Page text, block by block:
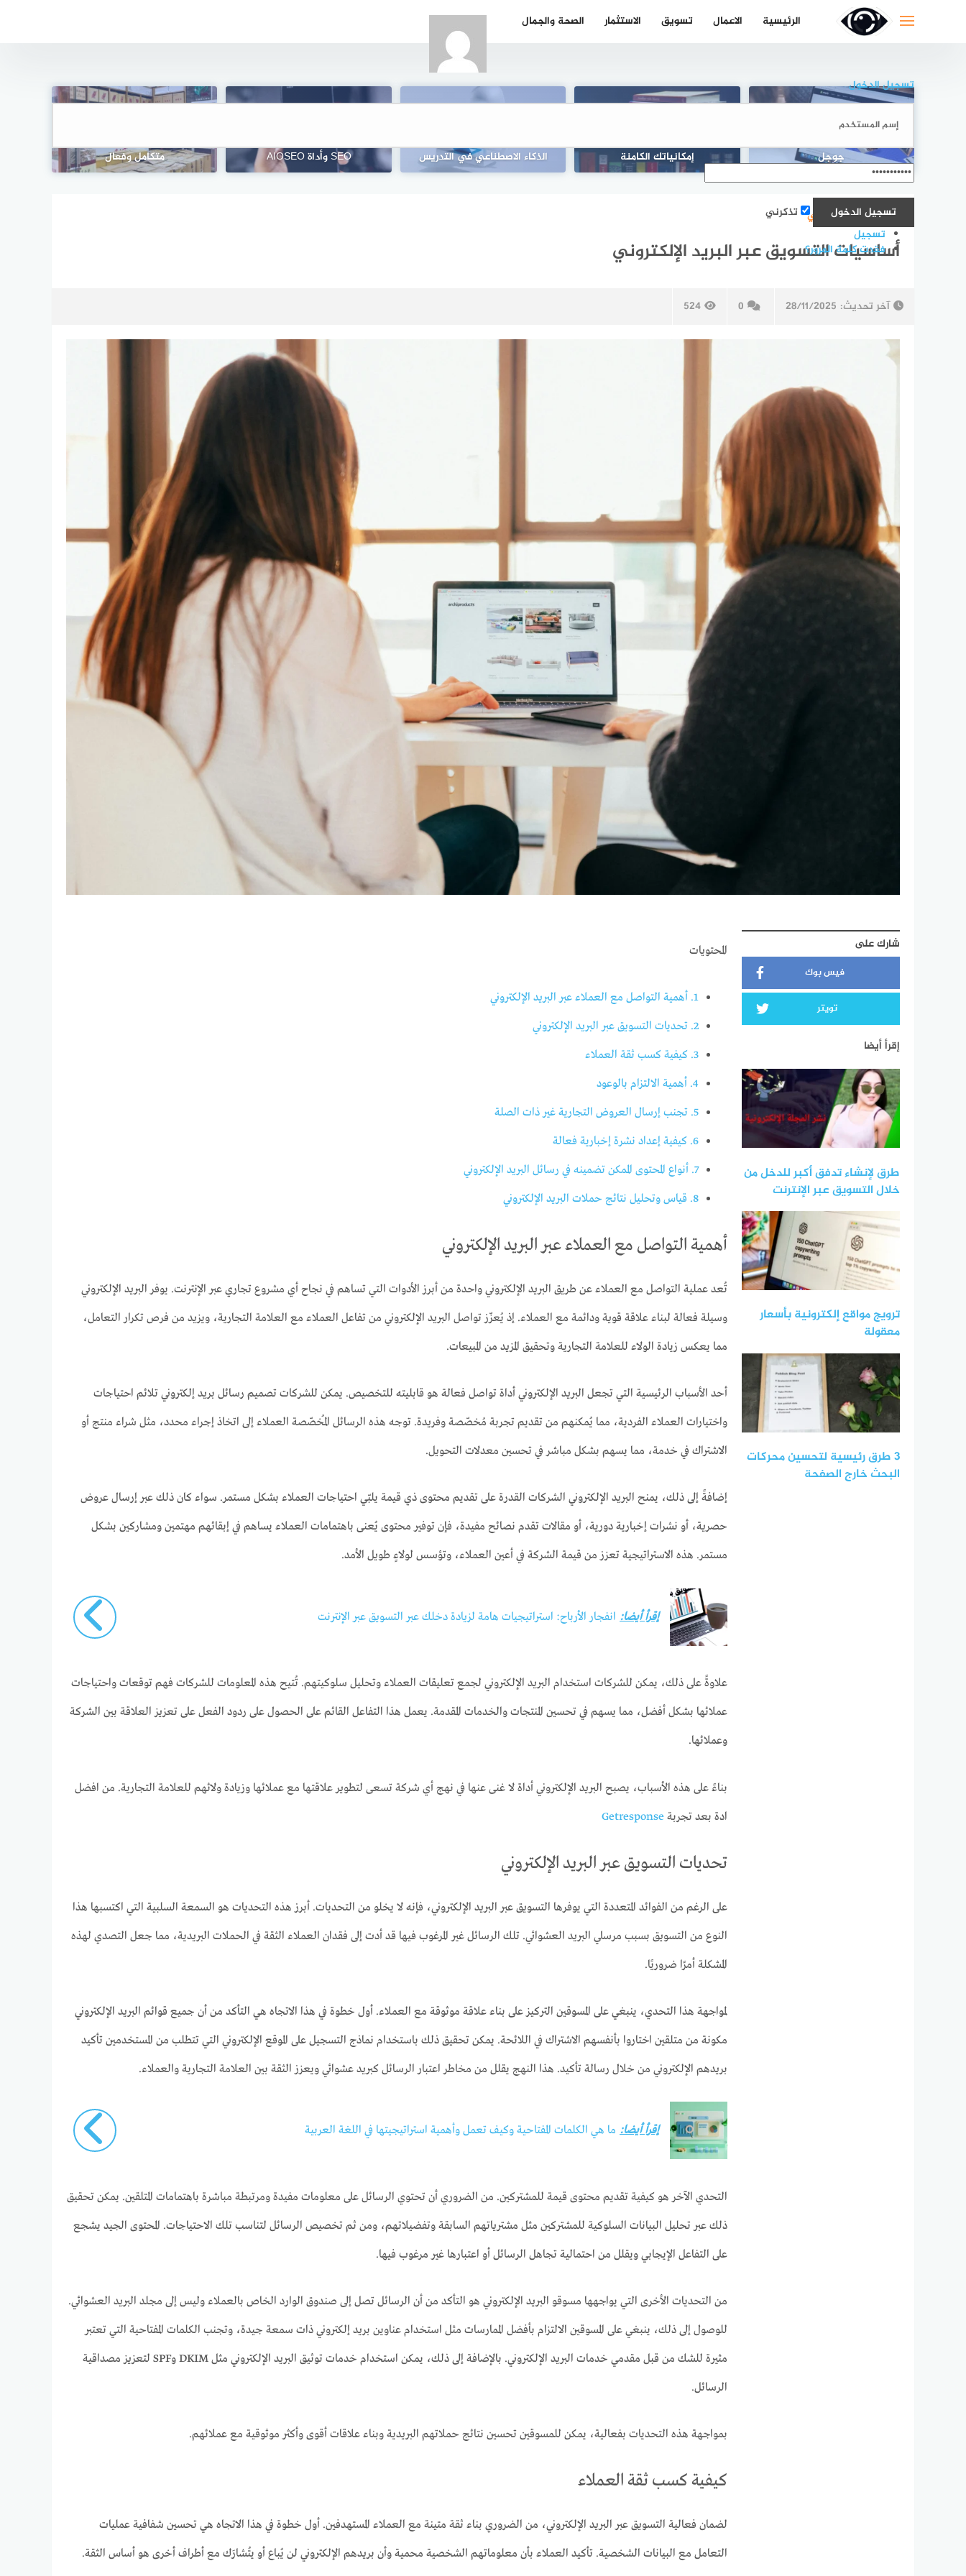
الرئيسية الاعمال تسويق الاستثمار الصحة والجمال
تسجيل الدخول
تذكرني
تسجيل
فقدت كلمة المرور؟
جوجل
إمكانياتك الكامنة
الذكاء الاصطناعي في التدريس
SEO وأداة AIOSEO
متكامل وفعال
تسويق الالكتروني
أساسيات التسويق عبر البريد الإلكتروني
آخر تحديث: 28/11/2025
0
524
شارك على
فيس بوك
تويتر
إقرأ أيضا
طرق لإنشاء تدفق أكبر للدخل من
خلال التسويق عبر الإنترنت
ترويج مواقع إلكترونية بأسعار
معقولة
3 طرق رئيسية لتحسين محركات
البحث خارج الصفحة
المحتويات
1. أهمية التواصل مع العملاء عبر البريد الإلكتروني
2. تحديات التسويق عبر البريد الإلكتروني
3. كيفية كسب ثقة العملاء
4. أهمية الالتزام بالوعود
5. تجنب إرسال العروض التجارية غير ذات الصلة
6. كيفية إعداد نشرة إخبارية فعالة
7. أنواع المحتوى الممكن تضمينه في رسائل البريد الإلكتروني
8. قياس وتحليل نتائج حملات البريد الإلكتروني
أهمية التواصل مع العملاء عبر البريد الإلكتروني
تُعد عملية التواصل مع العملاء عن طريق البريد الإلكتروني واحدة من أبرز الأدوات التي تساهم في نجاح أي مشروع تجاري عبر الإنترنت. يوفر البريد الإلكتروني
وسيلة فعالة لبناء علاقة قوية ودائمة مع العملاء. إذ يُعزّز تواصل البريد الإلكتروني من تفاعل العملاء مع العلامة التجارية، ويزيد من فرص تكرار التعامل،
مما يعكس زيادة الولاء للعلامة التجارية وتحقيق المزيد من المبيعات.
أحد الأسباب الرئيسية التي تجعل البريد الإلكتروني أداة تواصل فعالة هو قابليته للتخصيص. يمكن للشركات تصميم رسائل بريد إلكتروني تلائم احتياجات
واختيارات العملاء الفردية، مما يُمكنهم من تقديم تجربة مُخصّصة وفريدة. توجه هذه الرسائل المُخصّصة العملاء إلى اتخاذ إجراء محدد، مثل شراء منتج أو
الاشتراك في خدمة، مما يسهم بشكل مباشر في تحسين معدلات التحويل.
إضافةً إلى ذلك، يمنح البريد الإلكتروني الشركات القدرة على تقديم محتوى ذي قيمة يلبّي احتياجات العملاء بشكل مستمر. سواء كان ذلك عبر إرسال عروض
حصرية، أو نشرات إخبارية دورية، أو مقالات تقدم نصائح مفيدة، فإن توفير محتوى يُعنى باهتمامات العملاء يساهم في إبقائهم مهتمين ومشاركين بشكل
مستمر. هذه الاستراتيجية تعزز من قيمة الشركة في أعين العملاء، وتؤسس لولاءٍ طويل الأمد.
إقرأ أيضا: انفجار الأرباح: استراتيجيات هامة لزيادة دخلك عبر التسويق عبر الإنترنت
علاوةً على ذلك، يمكن للشركات استخدام البريد الإلكتروني لجمع تعليقات العملاء وتحليل سلوكيتهم. تُتيح هذه المعلومات للشركات فهم توقعات واحتياجات
عملائها بشكل أفضل، مما يسهم في تحسين المنتجات والخدمات المقدمة. يعمل هذا التفاعل القائم على الحصول على ردود الفعل على تعزيز العلاقة بين الشركة
وعملائها.
بناءً على هذه الأسباب، يصبح البريد الإلكتروني أداة لا غنى عنها في نهج أي شركة تسعى لتطوير علاقتها مع عملائها وزيادة ولائهم للعلامة التجارية. من افضل
ادة بعد تجربة Getresponse
تحديات التسويق عبر البريد الإلكتروني
على الرغم من الفوائد المتعددة التي يوفرها التسويق عبر البريد الإلكتروني، فإنه لا يخلو من التحديات. أبرز هذه التحديات هو السمعة السلبية التي اكتسبها هذا
النوع من التسويق بسبب مرسلي البريد العشوائي. تلك الرسائل غير المرغوب فيها قد أدت إلى فقدان العملاء الثقة في الحملات البريدية، مما جعل التصدي لهذه
المشكلة أمرًا ضروريًا.
لمواجهة هذا التحدي، ينبغي على المسوقين التركيز على بناء علاقة موثوقة مع العملاء. أول خطوة في هذا الاتجاه هي التأكد من أن جميع قوائم البريد الإلكتروني
مكونة من متلقين اختاروا بأنفسهم الاشتراك في اللائحة. يمكن تحقيق ذلك باستخدام نماذج التسجيل على الموقع الإلكتروني التي تتطلب من المستخدمين تأكيد
بريدهم الإلكتروني من خلال رسالة تأكيد. هذا النهج يقلل من مخاطر اعتبار الرسائل كبريد عشوائي ويعزز الثقة بين العلامة التجارية والعملاء.
إقرأ أيضا: ما هي الكلمات المفتاحية وكيف تعمل وأهمية استراتيجيتها في اللغة العربية
التحدي الآخر هو كيفية تقديم محتوى قيمة للمشتركين. من الضروري أن تحتوي الرسائل على معلومات مفيدة ومرتبطة مباشرة باهتمامات المتلقين. يمكن تحقيق
ذلك عبر تحليل البيانات السلوكية للمشتركين مثل مشترياتهم السابقة وتفضيلاتهم، ومن ثم تخصيص الرسائل لتناسب تلك الاحتياجات. المحتوى الجيد يشجع
على التفاعل الإيجابي ويقلل من احتمالية تجاهل الرسائل أو اعتبارها غير مرغوب فيها.
من التحديات الأخرى التي يواجهها مسوقو البريد الإلكتروني هو التأكد من أن الرسائل تصل إلى صندوق الوارد الخاص بالعملاء وليس إلى مجلد البريد العشوائي.
للوصول إلى ذلك، ينبغي على المسوقين الالتزام بأفضل الممارسات مثل استخدام عناوين بريد إلكتروني ذات سمعة جيدة، وتجنب الكلمات المفتاحية التي تعتبر
مثيرة للشك من قبل مقدمي خدمات البريد الإلكتروني. بالإضافة إلى ذلك، يمكن استخدام خدمات توثيق البريد الإلكتروني مثل DKIM وSPF لتعزيز مصداقية
الرسائل.
بمواجهة هذه التحديات بفعالية، يمكن للمسوقين تحسين نتائج حملاتهم البريدية وبناء علاقات أقوى وأكثر موثوقية مع عملائهم.
كيفية كسب ثقة العملاء
لضمان فعالية التسويق عبر البريد الإلكتروني، من الضروري بناء ثقة متينة مع العملاء المستهدفين. أول خطوة في هذا الاتجاه هي تحسين شفافية عمليات
التعامل مع البيانات الشخصية. تأكيد العملاء بأن معلوماتهم الشخصية محمية وأن بريدهم الإلكتروني لن يُباع أو يتُشارَك مع أطراف أخرى هو أساس الثقة.